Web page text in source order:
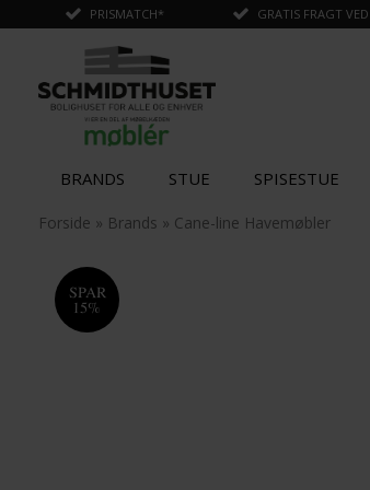
PRISMATCH* GRATIS FRAGT
BRANDS STUE SPISESTUE
✓Tilføjet til kurv
Forside » Brands » Cane-line Havemøbler
SPAR
15%